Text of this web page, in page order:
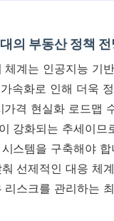
의 부동산 정책 전
체계는 인공지능 기
속화로 인해 더욱
가격 현실화 로드맵
강화되는 추세이므
스템을 구축해야
선제적인 대응 체
리스크를 관리하는